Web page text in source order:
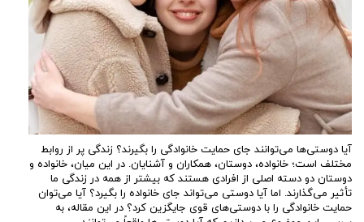
آیا دوستی‌ها می‌توانند جای حمایت خانوادگی را بگیرند؟ زندگی پر از روابط
مختلف است؛ خانواده، دوستان، همکاران و آشنایان. در این میان، خانواده و
دوستان دو دسته اصلی از افرادی هستند که بیشتر از همه در زندگی ما
تأثیر می‌گذارند. اما آیا دوستی می‌تواند جای خانواده را بگیرد؟ آیا می‌توان
حمایت خانوادگی را با دوستی‌های قوی جایگزین کرد؟ در این مقاله، به